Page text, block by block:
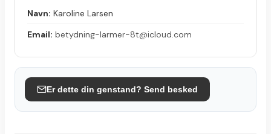
Navn: Karoline Larsen
Email: betydning-larmer-8t@icloud.com
Er dette din genstand? Send besked